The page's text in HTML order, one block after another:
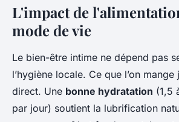
L'impact de
mode de vie
Le bien-être intime ne dépend pas
l’hygiène locale. Ce que l’on
direct. Une bonne hydratation (1,5
par jour) soutient la lubrification